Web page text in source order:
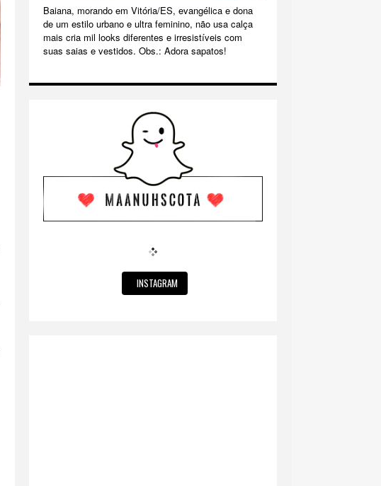
Baiana, morando em Vitória/ES, evangélica e dona
de um estilo urbano e ultra feminino, não usa calça
mais cria mil looks diferentes e irresistíveis com
suas saias e vestidos. Obs.: Adora sapatos!
INSTAGRAM